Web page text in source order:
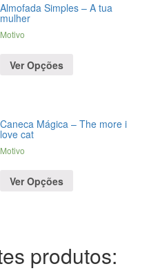
Almofada Simples – A tua
mulher
Motivo
Ver Opções
Caneca Mágica – The more i
love cat
Motivo
Ver Opções
produtos: